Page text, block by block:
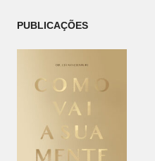
PUBLICAÇÕES